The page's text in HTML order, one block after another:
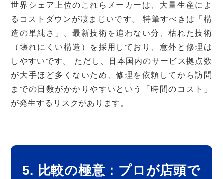
世界シェア上位のこれらメーカーは、大量生産によ
るコストダウンが凄まじいです。 特筆すべきは「構
造の単純さ」。最新技術を追わない分、枯れた技術
（壊れにくい構造）を採用しており、意外と修理は
しやすいです。 ただし、日本国内のサービス拠点数
が大手ほど多くないため、修理を依頼してから訪問
までの日数がかかりやすいという「時間のコスト」
が発生するリスクがあります。
5. 比較の極意：プロが店頭で